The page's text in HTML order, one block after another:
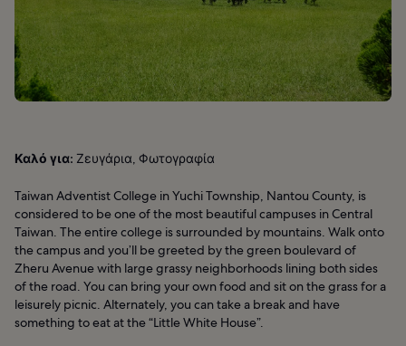
Καλό για: Ζευγάρια, Φωτογραφία
Taiwan Adventist College in Yuchi Township, Nantou County, is
considered to be one of the most beautiful campuses in Central
Taiwan. The entire college is surrounded by mountains. Walk onto
the campus and you’ll be greeted by the green boulevard of
Zheru Avenue with large grassy neighborhoods lining both sides
of the road. You can bring your own food and sit on the grass for a
leisurely picnic. Alternately, you can take a break and have
something to eat at the “Little White House”.